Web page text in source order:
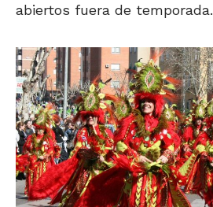
abiertos fuera de temporada.